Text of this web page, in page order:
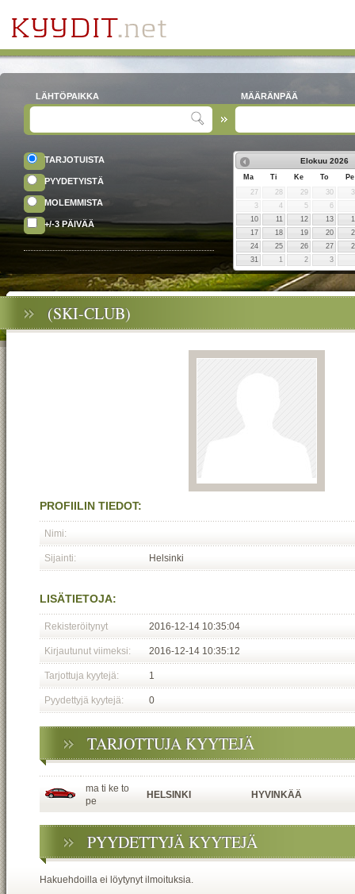
LÄHTÖPAIKKA MÄÄRÄNPÄÄ
TARJOTUISTA
PYYDETYISTÄ
MOLEMMISTA
+/-3 PÄIVÄÄ
Elokuu 2026
Ma Ti Ke To
Pe
27
28 29 30
3
4 5
6
10
11 12 13
17
18 19 20
24
25 26 27
31
1 2 3
(SKI-CLUB)
PROFIILIN TIEDOT:
Nimi:
Sijainti: Helsinki
LISÄTIETOJA:
Rekisteröitynyt 2016-12-14 10:35:04
Kirjautunut viimeksi: 2016-12-14 10:35:12
Tarjottuja kyytejä: 1
Pyydettyjä kyytejä: 0
TARJOTTUJA KYYTEJÄ
ma ti ke to
pe
HELSINKI HYVINKÄÄ
PYYDETTYJÄ KYYTEJÄ
Hakuehdoilla ei löytynyt ilmoituksia.